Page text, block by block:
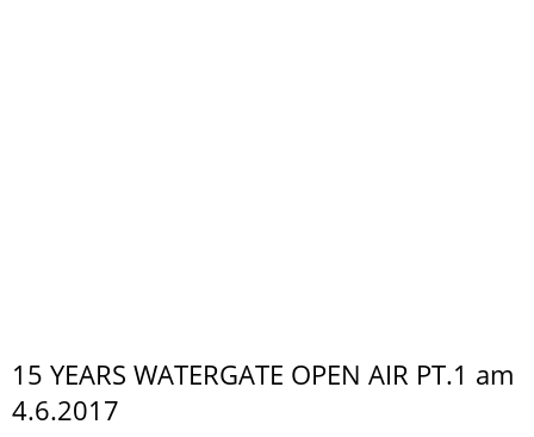
15 YEARS WATERGATE OPEN AIR PT.1 am
4.6.2017